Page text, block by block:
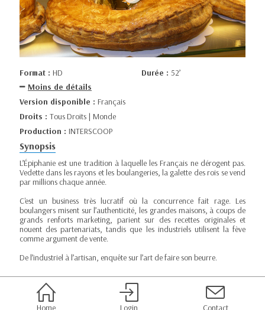
Format : HD Durée : 52’
Moins de détails
Version disponible : Français
Droits : Tous Droits | Monde
Production : INTERSCOOP
Synopsis
L’Épiphanie est une tradition à laquelle les Français ne dérogent pas.
Vedette dans les rayons et les boulangeries, la galette des rois se vend
par millions chaque année.
C'est un business très lucratif où la concurrence fait rage. Les
boulangers misent sur l’authenticité, les grandes maisons, à coups de
grands renforts marketing, parient sur des recettes originales et
nouent des partenariats, tandis que les industriels utilisent la fève
comme argument de vente.
De l’industriel à l’artisan, enquête sur l’art de faire son beurre.
Home Login Contact